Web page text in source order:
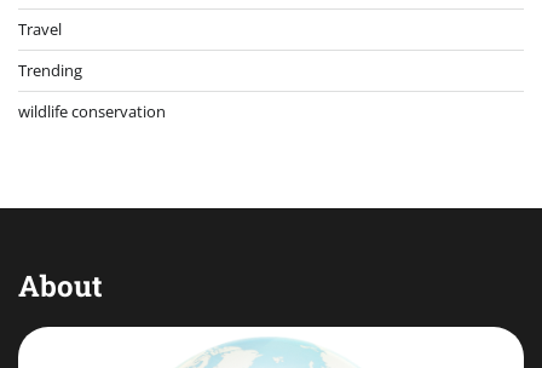
Travel
Trending
wildlife conservation
About